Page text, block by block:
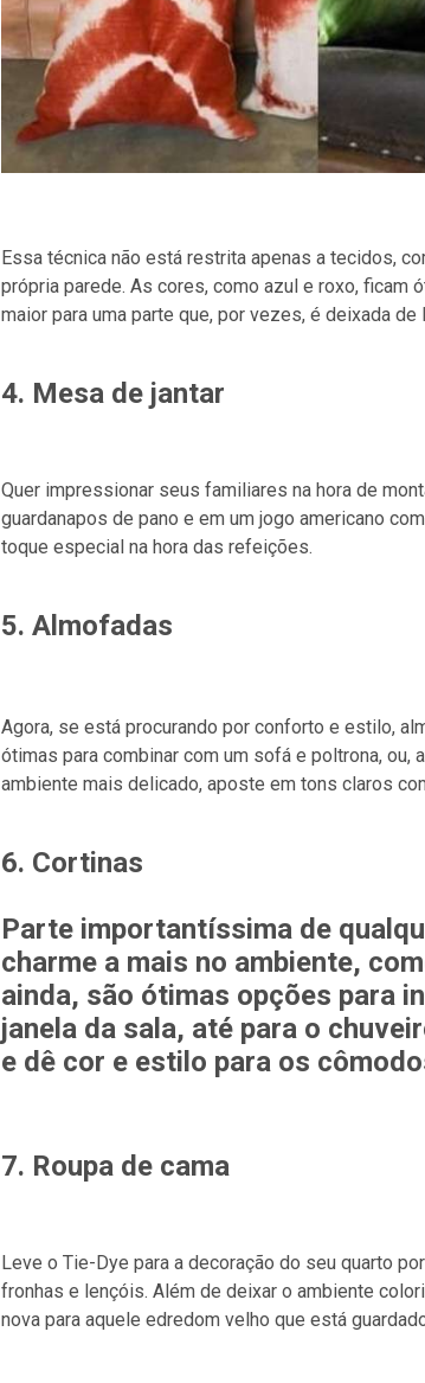
Essa técnica não está restrita apenas a tecidos,
própria parede. As cores, como azul e roxo, ficam
maior para uma parte que, por vezes, é deixada de
4. Mesa de jantar
Quer impressionar seus familiares na hora de
guardanapos de pano e em um jogo americano
toque especial na hora das refeições.
5. Almofadas
Agora, se está procurando por conforto e estilo,
ótimas para combinar com um sofá e poltrona, ou,
ambiente mais delicado, aposte em tons claros
6. Cortinas
Parte importantíssima de
charme a mais no ambiente,
ainda, são ótimas opções para
janela da sala, até para o
e dê cor e estilo para os
7. Roupa de cama
Leve o Tie-Dye para a decoração do seu quarto
fronhas e lençóis. Além de deixar o ambiente
nova para aquele edredom velho que está